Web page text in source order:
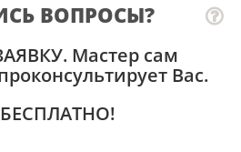
ВОПРОСЫ?
. Мастер сам
Вас.